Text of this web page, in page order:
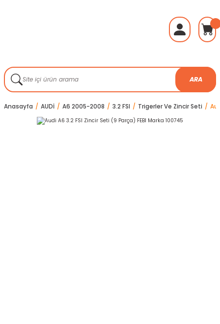
ARA
Anasayfa AUDİ A6 2005-2008 3.2 FSI Trigerler Ve Zincir Seti